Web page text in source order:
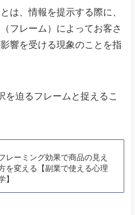
は、情報を提示する際に、
フレーム）によってお客さ
響を受ける現象のことを指
を迫るフレームと捉えるこ
レーミング効果で商品の見え
を変える【副業で使える心理
】